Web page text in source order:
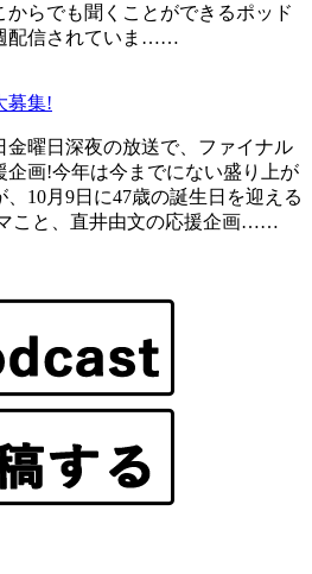
からでも聞くことができるポッド
配信されていま……
募集!
金曜日深夜の放送で、ファイナル
企画!今年は今までにない盛り上が
、10月9日に47歳の誕生日を迎える
こと、直井由文の応援企画……